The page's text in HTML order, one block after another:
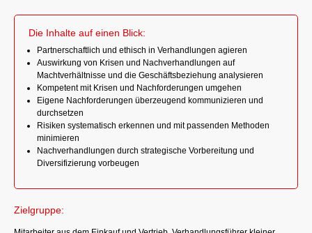
Die Inhalte auf einen Blick:
Partnerschaftlich und ethisch in Verhandlungen agieren
Auswirkung von Krisen und Nachverhandlungen auf
Machtverhältnisse und die Geschäftsbeziehung analysieren
Kompetent mit Krisen und Nachforderungen umgehen
Eigene Nachforderungen überzeugend kommunizieren und
durchsetzen
Risiken systematisch erkennen und mit passenden Methoden
minimieren
Nachverhandlungen durch strategische Vorbereitung und
Diversifizierung vorbeugen
Zielgruppe: